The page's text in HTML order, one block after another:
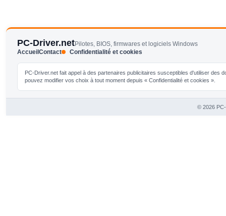
PC-Driver.netPilotes, BIOS, firmwares et logiciels Windows
AccueilContact Confidentialité et cookies
PC-Driver.net fait appel à des partenaires publicitaires susceptibles d'utiliser
pouvez modifier vos choix à tout moment depuis « Confidentialité et cookies ».
© 2026